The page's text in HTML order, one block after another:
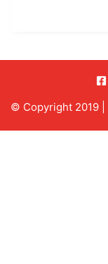
© Copyright 2019 |